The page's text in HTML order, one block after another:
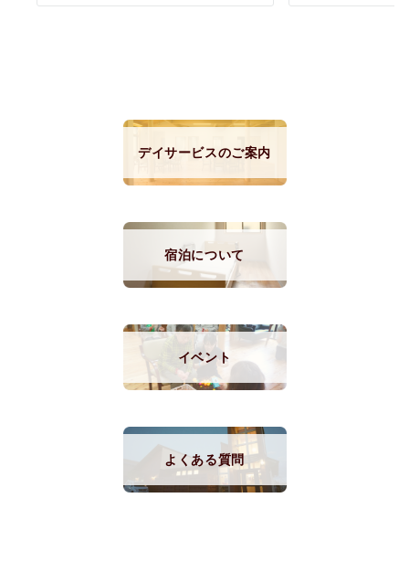
デイサービスのご案内
宿泊について
イベント
よくある質問